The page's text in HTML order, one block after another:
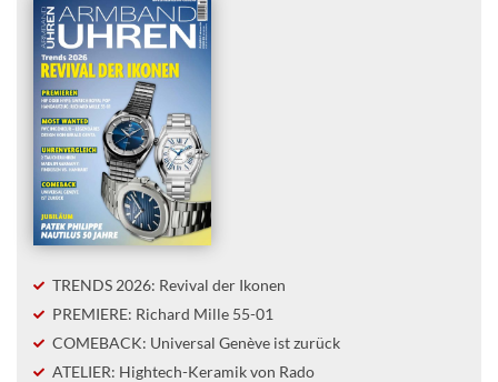
TRENDS 2026: Revival der Ikonen
PREMIERE: Richard Mille 55-01
COMEBACK: Universal Genève ist zurück
ATELIER: Hightech-Keramik von Rado